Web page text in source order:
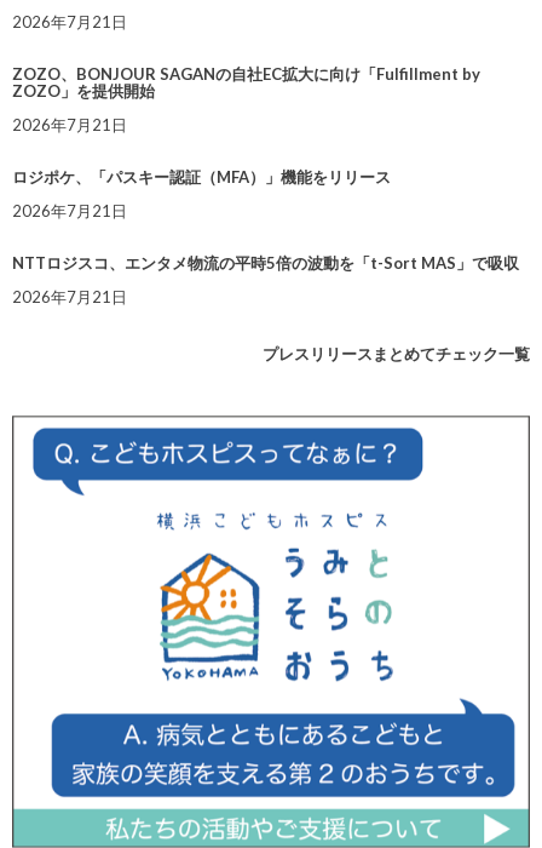
2026年7月21日
ZOZO、BONJOUR SAGANの自社EC拡大に向け「Fulfillment by
ZOZO」を提供開始
2026年7月21日
ロジポケ、「パスキー認証（MFA）」機能をリリース
2026年7月21日
NTTロジスコ、エンタメ物流の平時5倍の波動を「t-Sort MAS」で吸収
2026年7月21日
プレスリリースまとめてチェック一覧